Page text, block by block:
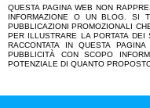
QUESTA PAGINA WEB NON
INFORMAZIONE O UN BLOG. SI
PUBBLICAZIONI PROMOZIONALI
PER ILLUSTRARE LA PORTATA
RACCONTATA IN QUESTA
PUBBLICITÀ CON SCOPO
POTENZIALE DI QUANTO